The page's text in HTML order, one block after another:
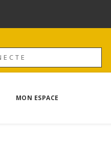
MON ESPACE